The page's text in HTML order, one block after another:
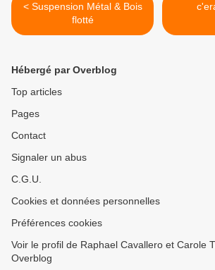
< Suspension Métal & Bois
flotté
Hébergé par Overblog
Top articles
Pages
Contact
Signaler un abus
C.G.U.
Cookies et données personnelles
Préférences cookies
Voir le profil de Raphael Cavallero et Carole
Overblog